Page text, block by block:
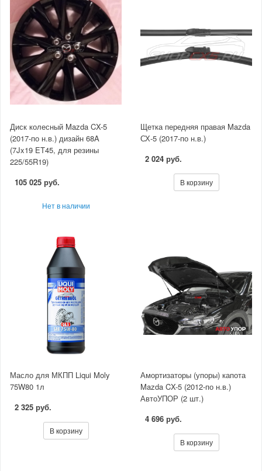
Диск колесный Mazda CX-5
(2017-по н.в.) дизайн 68A
(7Jx19 ET45, для резины
225/55R19)
105 025 руб.
Нет в наличии
Щетка передняя правая Mazda
СХ-5 (2017-по н.в.)
2 024 руб.
В корзину
Масло для МКПП Liqui Moly
75W80 1л
2 325 руб.
В корзину
Амортизаторы (упоры) капота
Mazda CX-5 (2012-по н.в.)
АвтоУПОР (2 шт.)
4 696 руб.
В корзину